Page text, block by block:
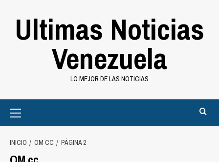
Ultimas Noticias
Venezuela
LO MEJOR DE LAS NOTICIAS
Menu
INICIO OM CC PÁGINA 2